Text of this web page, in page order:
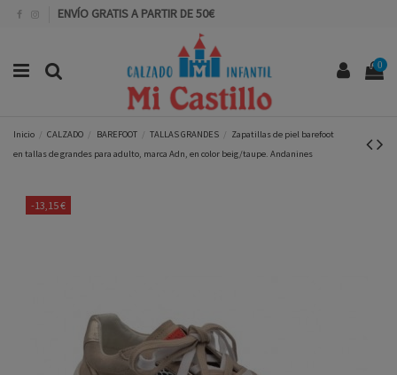
ENVÍO GRATIS A PARTIR DE 50€
0
Inicio CALZADO BAREFOOT TALLAS GRANDES
Zapatillas de piel barefoot
en tallas de grandes para adulto, marca Adn, en color beig/taupe. Andanines
-13,15 €